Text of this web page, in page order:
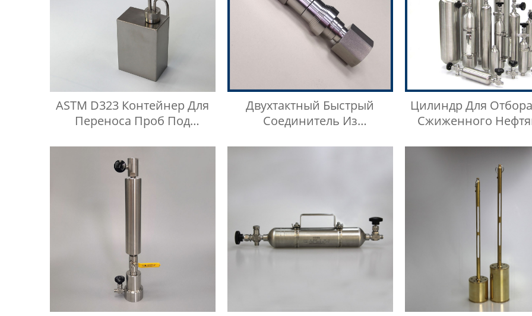
ASTM D323 Контейнер Для
Переноса Проб Под
Двухтактный Быстрый
Соединитель Из
BKZF-S
Цилиндр Для
Сжиженного
Нержавеющей Стали